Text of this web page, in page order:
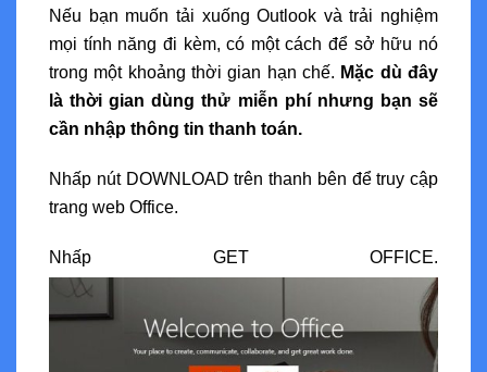
Nếu bạn muốn tải xuống Outlook và trải nghiệm
mọi tính năng đi kèm, có một cách để sở hữu nó
trong một khoảng thời gian hạn chế. Mặc dù đây
là thời gian dùng thử miễn phí nhưng bạn sẽ
cần nhập thông tin thanh toán.
Nhấp nút DOWNLOAD trên thanh bên để truy cập
trang web Office.
Nhấp GET OFFICE.